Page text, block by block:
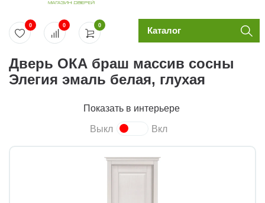
0
0 0 Каталог
Дверь ОКА браш массив сосны
Элегия эмаль белая, глухая
Показать в интерьере
Выкл Вкл